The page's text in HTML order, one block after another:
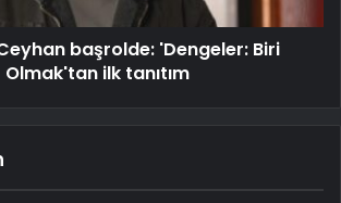
başrolde: 'Dengeler: Biri
Olmak'tan ilk tanıtım